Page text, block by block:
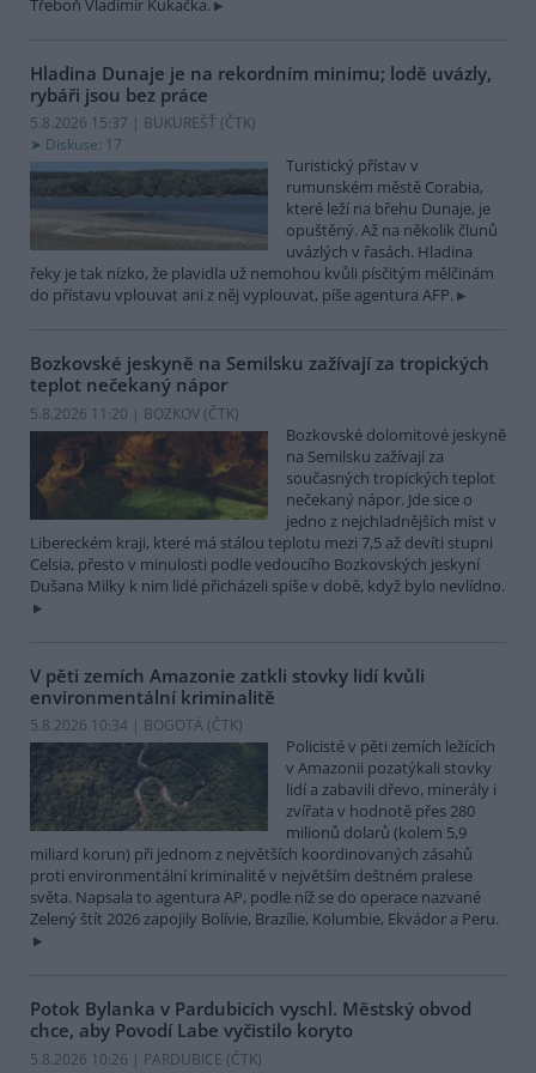
Třeboň Vladimír Kukačka.
Hladina Dunaje je na rekordním minimu; lodě uvázly,
rybáři jsou bez práce
5.8.2026 15:37 | BUKUREŠŤ (ČTK)
Diskuse: 17
Turistický přístav v
rumunském městě Corabia,
které leží na břehu Dunaje, je
opuštěný. Až na několik člunů
uvázlých v řasách. Hladina
řeky je tak nízko, že plavidla už nemohou kvůli písčitým mělčinám
do přístavu vplouvat ani z něj vyplouvat, píše agentura AFP.
Bozkovské jeskyně na Semilsku zažívají za tropických
teplot nečekaný nápor
5.8.2026 11:20 | BOZKOV (ČTK)
Bozkovské dolomitové jeskyně
na Semilsku zažívají za
současných tropických teplot
nečekaný nápor. Jde sice o
jedno z nejchladnějších míst v
Libereckém kraji, které má stálou teplotu mezi 7,5 až devíti stupni
Celsia, přesto v minulosti podle vedoucího Bozkovských jeskyní
Dušana Milky k nim lidé přicházeli spíše v době, když bylo nevlídno.
V pěti zemích Amazonie zatkli stovky lidí kvůli
environmentální kriminalitě
5.8.2026 10:34 | BOGOTÁ (ČTK)
Policisté v pěti zemích ležících
v Amazonii pozatýkali stovky
lidí a zabavili dřevo, minerály i
zvířata v hodnotě přes 280
milionů dolarů (kolem 5,9
miliard korun) při jednom z největších koordinovaných zásahů
proti environmentální kriminalitě v největším deštném pralese
světa. Napsala to agentura AP, podle níž se do operace nazvané
Zelený štít 2026 zapojily Bolívie, Brazílie, Kolumbie, Ekvádor a Peru.
Potok Bylanka v Pardubicích vyschl. Městský obvod
chce, aby Povodí Labe vyčistilo koryto
5.8.2026 10:26 | PARDUBICE (ČTK)